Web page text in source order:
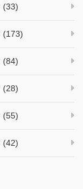
(33)
(173)
(84)
(28)
(55)
(42)